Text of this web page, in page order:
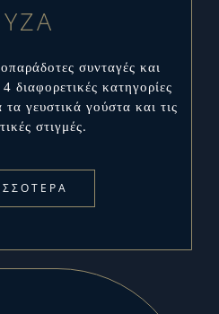
συνταγές και
διαφορετικές κατηγορίες
γευστικά γούστα και τις
στιγμές.